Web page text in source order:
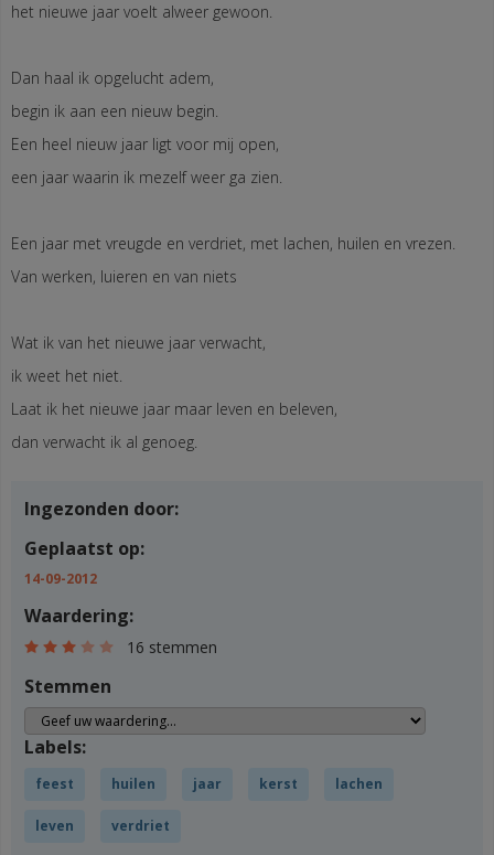
het nieuwe jaar voelt alweer gewoon.
Dan haal ik opgelucht adem,
begin ik aan een nieuw begin.
Een heel nieuw jaar ligt voor mij open,
een jaar waarin ik mezelf weer ga zien.
Een jaar met vreugde en verdriet, met lachen, huilen en vrezen.
Van werken, luieren en van niets
Wat ik van het nieuwe jaar verwacht,
ik weet het niet.
Laat ik het nieuwe jaar maar leven en beleven,
dan verwacht ik al genoeg.
Ingezonden door:
Geplaatst op:
14-09-2012
Waardering:
16 stemmen
Stemmen
Labels:
feest huilen jaar kerst lachen
leven verdriet